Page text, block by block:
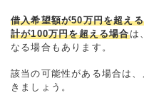
借入希望額が50万円を超え
計が100万円を超える場合は
なる場合もあります。
該当の可能性がある場合は
きましょう。